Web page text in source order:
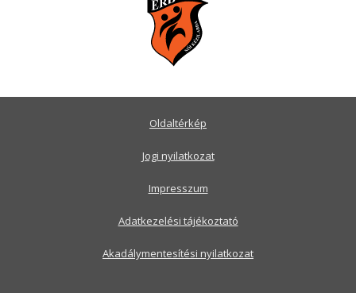
Oldaltérkép
Jogi nyilatkozat
Impresszum
Adatkezelési tájékoztató
Akadálymentesítési nyilatkozat